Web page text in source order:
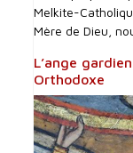
Melkite-
Mère de Dieu,
L’ange
Orthodoxe